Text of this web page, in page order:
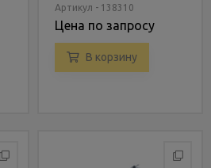
Артикул - 138310
Цена по запросу
В корзину